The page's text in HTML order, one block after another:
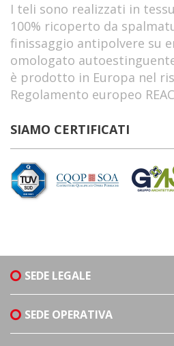
I teli sono realizzati in
100% ricoperto da
finissaggio antipolvere su
omologato
è prodotto in Europa nel
Regolamento europeo
SIAMO CERTIFICATI
SEDE LEGALE
SEDE OPERATIVA